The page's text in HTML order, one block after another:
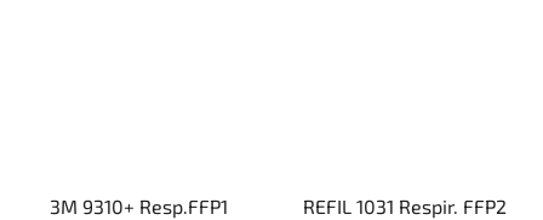
3M 9310+ Resp.FFP1
REFIL 1031 Respir. FFP2